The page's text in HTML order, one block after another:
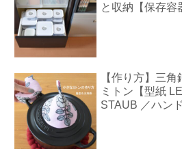
と収納【保存容
【作り方】三
ミトン【型紙
STAUB ／ハン